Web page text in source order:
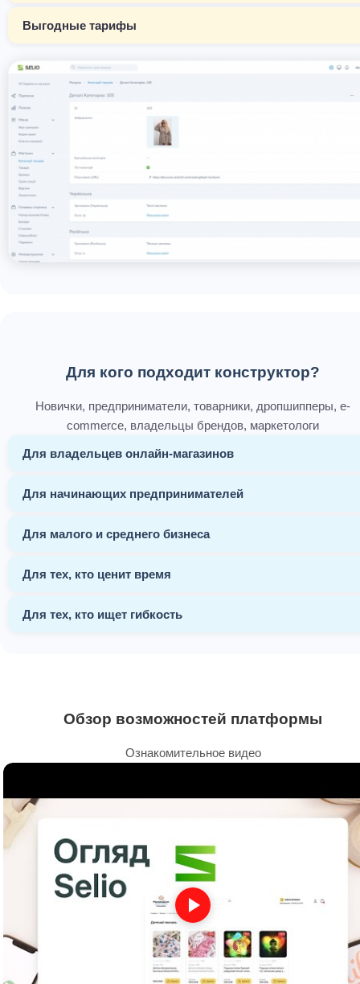
Выгодные тарифы
Для кого подходит конструктор?
Новички, предприниматели, товарники, дропшипперы, e-
commerce, владельцы брендов, маркетологи
Для владельцев онлайн-магазинов
Для начинающих предпринимателей
Для малого и среднего бизнеса
Для тех, кто ценит время
Для тех, кто ищет гибкость
Обзор возможностей платформы
Ознакомительное видео